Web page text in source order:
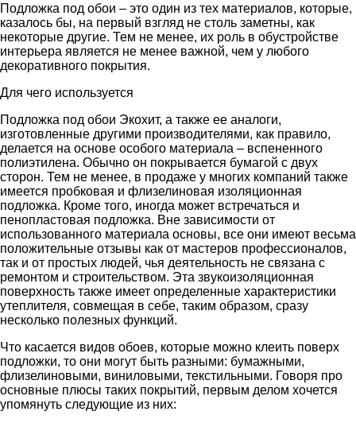
Подложка под обои – это один из тех материалов, которые,
казалось бы, на первый взгляд не столь заметны, как
некоторые другие. Тем не менее, их роль в обустройстве
интерьера является не менее важной, чем у любого
декоративного покрытия.
Для чего используется
Подложка под обои Экохит, а также ее аналоги,
изготовленные другими производителями, как правило,
делается на основе особого материала – вспененного
полиэтилена. Обычно он покрывается бумагой с двух
сторон. Тем не менее, в продаже у многих компаний также
имеется пробковая и флизелиновая изоляционная
подложка. Кроме того, иногда может встречаться и
пенопластовая подложка. Вне зависимости от
использованного материала основы, все они имеют весьма
положительные отзывы как от мастеров профессионалов,
так и от простых людей, чья деятельность не связана с
ремонтом и строительством. Эта звукоизоляционная
поверхность также имеет определенные характеристики
утеплителя, совмещая в себе, таким образом, сразу
несколько полезных функций.
Что касается видов обоев, которые можно клеить поверх
подложки, то они могут быть разными: бумажными,
флизелиновыми, виниловыми, текстильными. Говоря про
основные плюсы таких покрытий, первым делом хочется
упомянуть следующие из них: